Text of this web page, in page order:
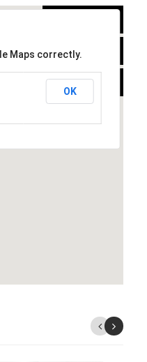
Maps correctly.
OK
SATELLITE
HYBRID